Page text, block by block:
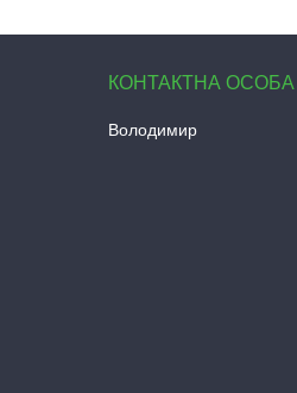
Володимир